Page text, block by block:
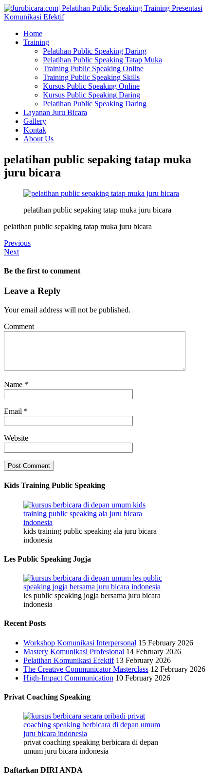
Home
Training
Pelatihan Public Speaking Daring
Pelatihan Public Speaking Tatap Muka
Training Public Speaking Online
Training Public Speaking Skills
Kursus Public Speaking Online
Kursus Public Speaking Daring
Pelatihan Public Speaking Daring
Layanan Juru Bicara
Gallery
Kontak
About Us
pelatihan public sepaking tatap muka
juru bicara
pelatihan public sepaking tatap muka juru bicara
pelatihan public sepaking tatap muka juru bicara
Previous
Next
Be the first to comment
Leave a Reply
Your email address will not be published.
Comment
Name *
Email *
Website
Kids Training Public Speaking
kids training public speaking ala juru bicara
indonesia
Les Public Speaking Jogja
les public speaking jogja bersama juru bicara
indonesia
Recent Posts
Workshop Komunikasi Interpersonal 15 February 2026
Mastery Komunikasi Profesional 14 February 2026
Pelatihan Komunikasi Efektif 13 February 2026
The Creative Communicator Masterclass 12 February 2026
High-Impact Communication 10 February 2026
Privat Coaching Speaking
privat coaching speaking berbicara di depan
umum juru bicara indonesia
Daftarkan DIRI ANDA